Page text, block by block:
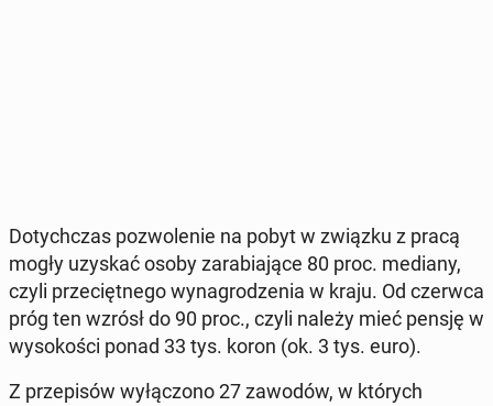
Do­tych­czas po­zwo­le­nie na pobyt w związku z pracą
mogły uzyskać osoby za­ra­bia­ją­ce 80 proc. mediany,
czyli prze­cięt­ne­go wy­na­gro­dze­nia w kraju. Od czerwca
próg ten wzrósł do 90 proc., czyli należy mieć pensję w
wy­so­ko­ści ponad 33 tys. koron (ok. 3 tys. euro).
Z prze­pi­sów wy­łą­czo­no 27 zawodów, w których